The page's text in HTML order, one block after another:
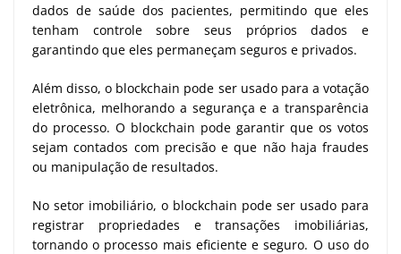
dados de saúde dos pacientes, permitindo que eles
tenham controle sobre seus próprios dados e
garantindo que eles permaneçam seguros e privados.
Além disso, o blockchain pode ser usado para a votação
eletrônica, melhorando a segurança e a transparência
do processo. O blockchain pode garantir que os votos
sejam contados com precisão e que não haja fraudes
ou manipulação de resultados.
No setor imobiliário, o blockchain pode ser usado para
registrar propriedades e transações imobiliárias,
tornando o processo mais eficiente e seguro. O uso do